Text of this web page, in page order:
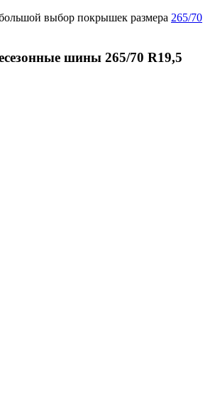
выбор покрышек размера 265/70
шины 265/70 R19,5